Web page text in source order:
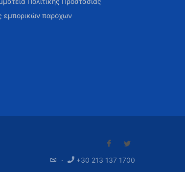
εμπορικών παρόχων
· +30 213 137 1700